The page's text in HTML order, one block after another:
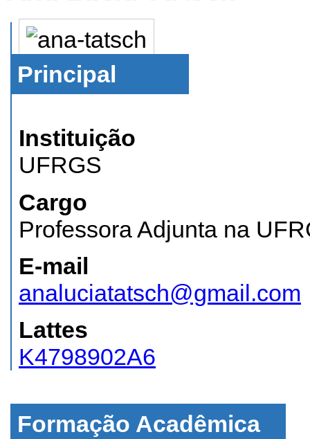
Principal
Instituição
UFRGS
Cargo
Professora Adjunta na
E-mail
analuciatatsch@gmail.com
Lattes
K4798902A6
Formação Acadêmica